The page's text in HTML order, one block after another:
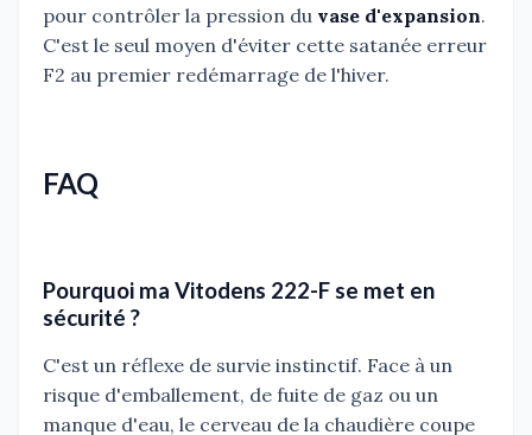
pour contrôler la pression du vase d'expansion.
C'est le seul moyen d'éviter cette satanée erreur
F2 au premier redémarrage de l'hiver.
FAQ
Pourquoi ma Vitodens 222-F se met en
sécurité ?
C'est un réflexe de survie instinctif. Face à un
risque d'emballement, de fuite de gaz ou un
manque d'eau, le cerveau de la chaudière coupe